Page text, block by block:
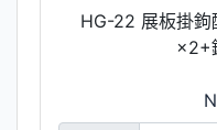
HG-22 展板掛
×2+